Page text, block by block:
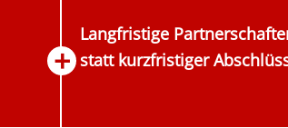
Langfristige
statt kurzfristiger